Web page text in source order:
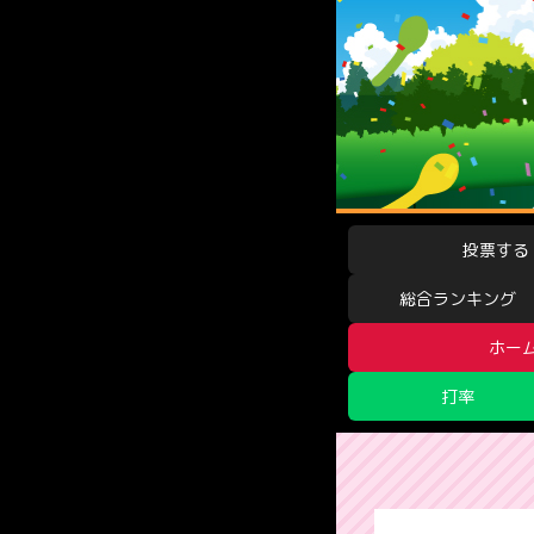
投票する
総合ランキング
ホー
打率